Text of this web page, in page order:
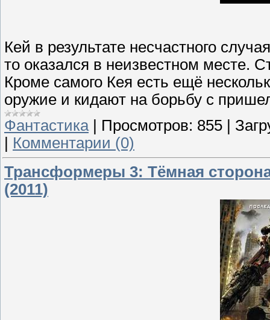
Кей в результате несчастного
то оказался в неизвестном месте.
Кроме самого Кея есть ещё
оружие и кидают на борьбу с
Фантастика| Просмотров: 855
Комментарии (0)
Трансформеры 3: Тёмная
(2011)